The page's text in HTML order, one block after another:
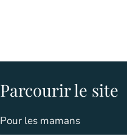
Parcourir le site
Pour les mamans